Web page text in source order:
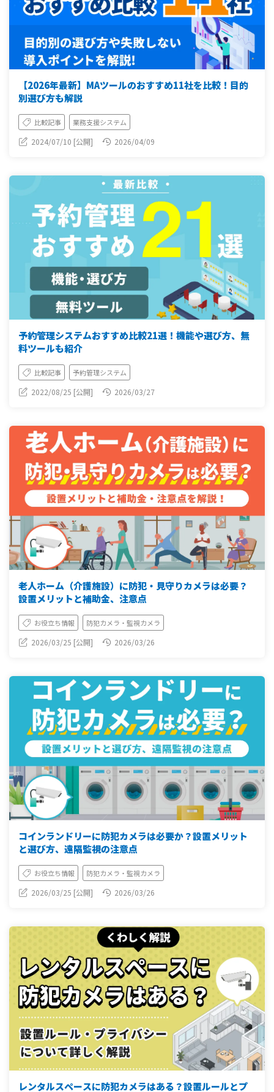
【2026年最新】MAツールのおすすめ11社を比較！目的
別選び方も解説
比較記事 業務支援システム
2024/07/10 [公開] 2026/04/09
予約管理システムおすすめ比較21選！機能や選び方、無
料ツールも紹介
比較記事 予約管理システム
2022/08/25 [公開] 2026/03/27
老人ホーム（介護施設）に防犯・見守りカメラは必要？
設置メリットと補助金、注意点
お役立ち情報 防犯カメラ・監視カメラ
2026/03/25 [公開] 2026/03/26
コインランドリーに防犯カメラは必要か？設置メリット
と選び方、遠隔監視の注意点
お役立ち情報 防犯カメラ・監視カメラ
2026/03/25 [公開] 2026/03/26
レンタルスペースに防犯カメラはある？設置ルールとプ